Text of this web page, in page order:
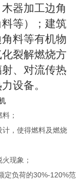
器加工边角
等）；建筑
料等有机物
裂解燃烧方
、对流传热
设备。
；
计，使得燃料及燃烧
现象；
定负荷的30%-120%范